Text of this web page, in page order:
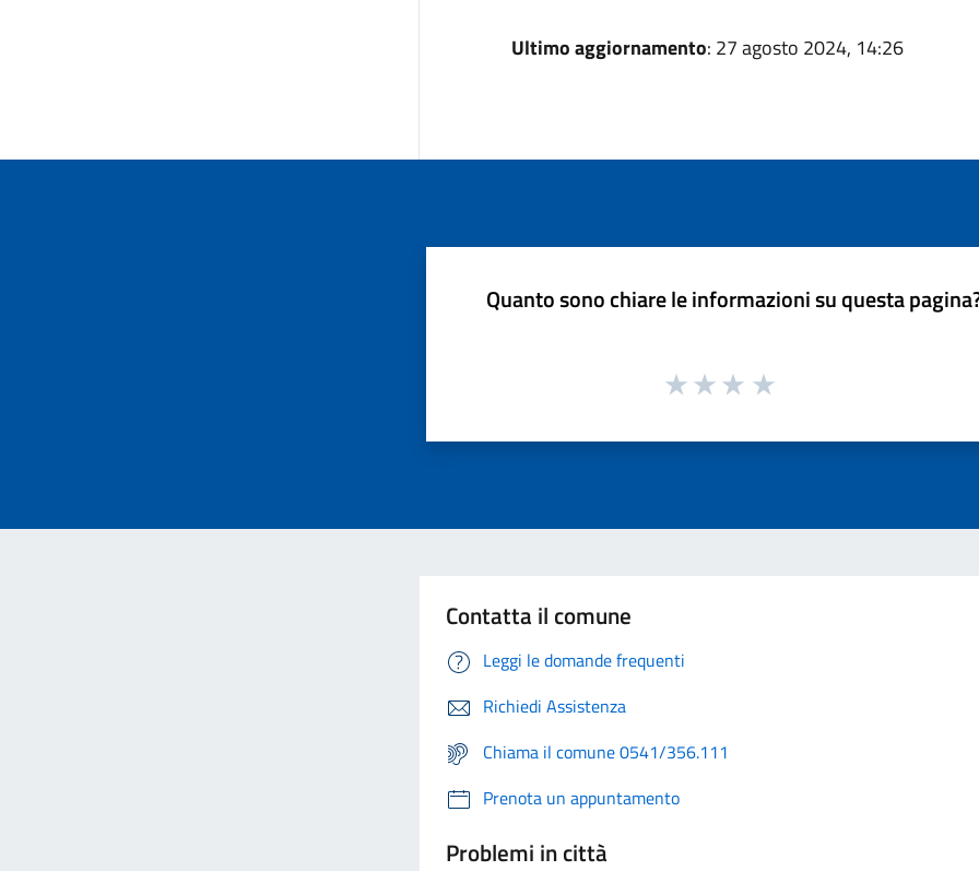
Ultimo aggiornamento: 27 agosto 2024, 14:26
Quanto sono chiare le informazioni su questa
Contatta il comune
Leggi le domande frequenti
Richiedi Assistenza
Chiama il comune 0541/356.111
Prenota un appuntamento
Problemi in città